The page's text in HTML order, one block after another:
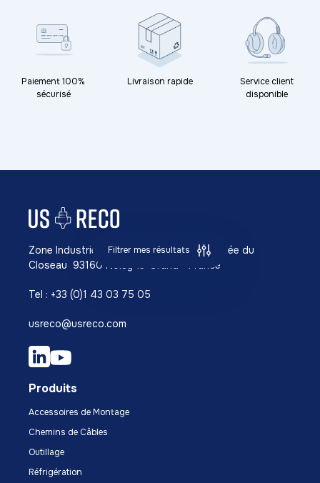
Paiement 100%
sécurisé
Livraison rapide
Service client
disponible
Zone Industrielle Richardets NORD 42, Allée du
Closeau 93160 Noisy-le-Grand - France
Tel : +33 (0)1 43 03 75 05
usreco@usreco.com
Produits
Accessoires de Montage
Chemins de Câbles
Outillage
Réfrigération
Filtrer mes résultats